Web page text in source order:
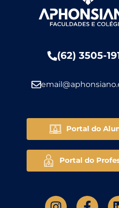
(62) 3505-
Portal do
Portal do